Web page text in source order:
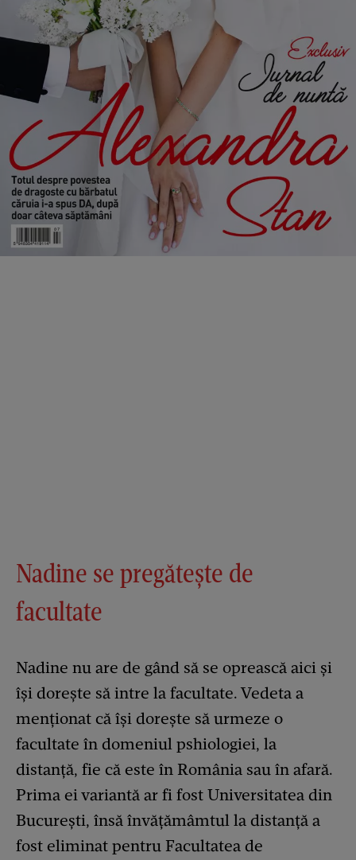
Nadine se pregătește de
facultate
Nadine nu are de gând să se oprească aici și
își dorește să intre la facultate. Vedeta a
menționat că își dorește să urmeze o
facultate în domeniul pshiologiei, la
distanță, fie că este în România sau în afară.
Prima ei variantă ar fi fost Universitatea din
București, însă învățămâmtul la distanță a
fost eliminat pentru Facultatea de